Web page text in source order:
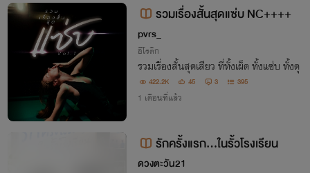
รวมเรื่องสั้นสุดแซ่บ NC++++
pvrs_
อีโรติก
รวมเรื่องสั้นสุดเสียว ที่ทั้งเผ็ด ทั้งแซ่บ ทั้งดุ
422.2K 45 3 395
1 เดือนที่แล้ว
รักครั้งแรก...ในรั้วโรงเรียน
ดวงตะวัน21